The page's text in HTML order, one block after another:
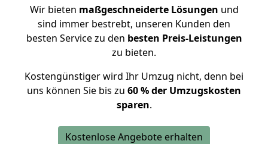
Wir bieten maßgeschneiderte Lösungen und
sind immer bestrebt, unseren Kunden den
besten Service zu den besten Preis-Leistungen
zu bieten.
Kostengünstiger wird Ihr Umzug nicht, denn bei
uns können Sie bis zu 60 % der Umzugskosten
sparen.
Kostenlose Angebote erhalten